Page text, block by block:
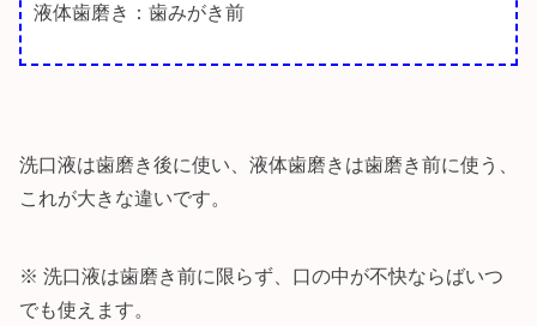
液体歯磨き：歯みがき前
洗口液は歯磨き後に使い、液体歯磨きは歯磨き前に使う、
これが大きな違いです。
※ 洗口液は歯磨き前に限らず、口の中が不快ならばいつ
でも使えます。